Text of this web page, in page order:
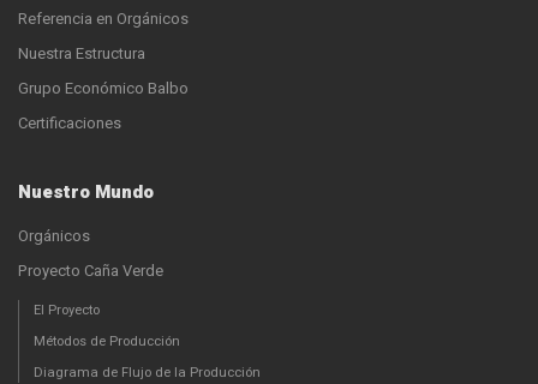
Referencia en Orgánicos
Nuestra Estructura
Grupo Económico Balbo
Certificaciones
Nuestro Mundo
Orgánicos
Proyecto Caña Verde
El Proyecto
Métodos de Producción
Diagrama de Flujo de la Producción